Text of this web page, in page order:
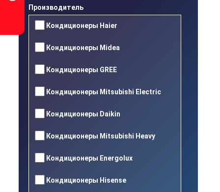
Производитель
Кондиционеры Haier
Кондиционеры Midea
Кондиционеры GREE
Кондиционеры Mitsubishi Electric
Кондиционеры Daikin
Кондиционеры Mitsubishi Heavy
Кондиционеры Energolux
Кондиционеры Hisense